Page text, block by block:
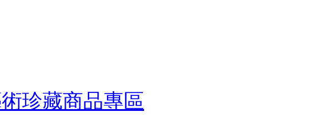
珍藏商品專區